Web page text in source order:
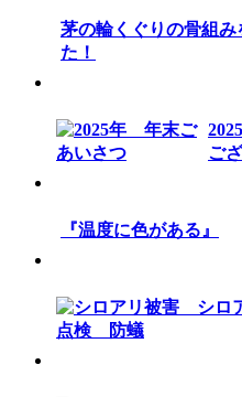
茅の輪くぐりの骨組
た！
ご
『温度に色がある』